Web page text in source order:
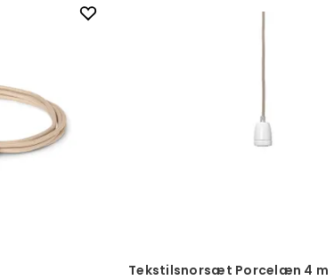
Tekstilsnorsæt Porcelæn 4 m